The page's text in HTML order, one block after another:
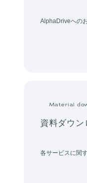
AlphaDriveへの
Material
資料ダウン
各サービスに関